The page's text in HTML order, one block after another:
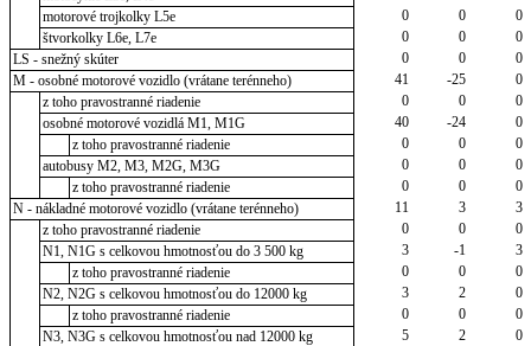
motorové trojkolky L5e
0 0
0
štvorkolky L6e, L7e
0 0
0
LS - snežný skúter
0 0
0
M - osobné motorové vozidlo (vrátane terénneho)
41 -25
0
z toho pravostranné riadenie
0 0
0
osobné motorové vozidlá M1, M1G
40 -24
0
z toho pravostranné riadenie
0 0
0
autobusy M2, M3, M2G, M3G
0 0
0
z toho pravostranné riadenie
0 0
0
N - nákladné motorové vozidlo (vrátane terénneho)
11 3
3
z toho pravostranné riadenie
0 0
0
N1, N1G s celkovou hmotnosťou do 3 500 kg
3 -1
3
z toho pravostranné riadenie
0 0
0
N2, N2G s celkovou hmotnosťou do 12000 kg
3 2
0
z toho pravostranné riadenie
0 0
0
N3, N3G s celkovou hmotnosťou nad 12000 kg
5 2
0